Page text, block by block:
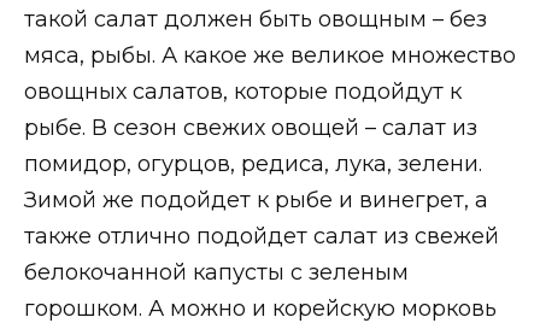
такой салат должен быть овощным – без
мяса, рыбы. А какое же великое множество
овощных салатов, которые подойдут к
рыбе. В сезон свежих овощей – салат из
помидор, огурцов, редиса, лука, зелени.
Зимой же подойдет к рыбе и винегрет, а
также отлично подойдет салат из свежей
белокочанной капусты с зеленым
горошком. А можно и корейскую морковь